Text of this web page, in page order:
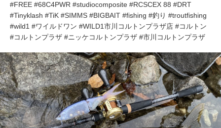
#FREE #68C4PWR #studiocomposite #RCSCEX 88 #DRT
#Tinyklash #TiK #SIMMS #BIGBAIT #fishing #釣り #troutfishing
#wild1 #ワイルドワン #WILD1市川コルトンプラザ店 #コルトン
#コルトンプラザ #ニッケコルトンプラザ #市川コルトンプラザ